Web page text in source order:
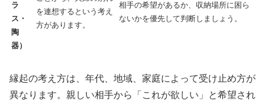
ラ
ス・
陶
器）
を連想するという考え
方があります。
相手の希望があるか、収納場所に困ら
ないかを優先して判断しましょう。
縁起の考え方は、年代、地域、家庭によって受け止め方が
異なります。親しい相手から「これが欲しい」と希望され